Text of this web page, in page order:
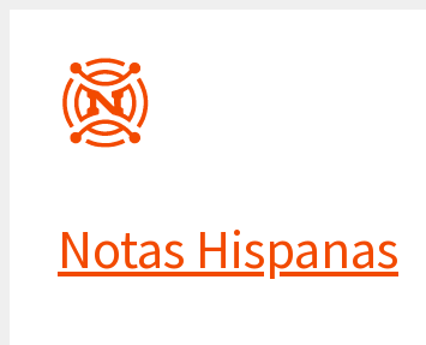
contenido
Notas Hispanas